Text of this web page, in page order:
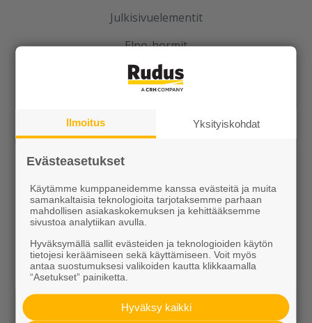
Julkisivuelementit
Elpo-hormit
Louhinta, murskaus, esirakentaminen
Rudus
Uutiset
Referenssit
Tilaa uutiskirje
Ilmoitus Yksityiskohdat
Evästeasetukset
Käytämme kumppaneidemme kanssa evästeitä ja muita
samankaltaisia teknologioita tarjotaksemme parhaan
mahdollisen asiakaskokemuksen ja kehittääksemme
sivustoa analytiikan avulla.
Hyväksymällä sallit evästeiden ja teknologioiden käytön
tietojesi keräämiseen sekä käyttämiseen. Voit myös
antaa suostumuksesi valikoiden kautta klikkaamalla
“Asetukset” painiketta.
Hyväksy kaikki